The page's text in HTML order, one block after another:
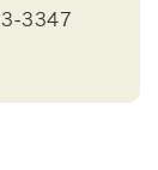
3347